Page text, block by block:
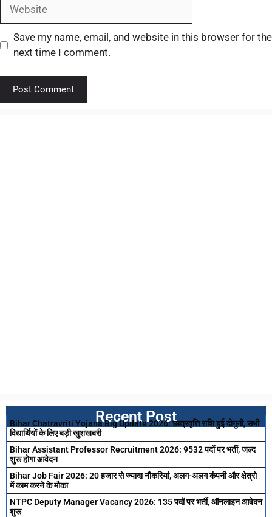
Save my name, email, and website in this browser for the
next time I comment.
Recent Post
Bihar Chatravriti Yojana Big Update 2026: छात्रवृत्ति राशि हुई दोगुनी, सभी
विद्यार्थियों के लिए बड़ी खुशखबरी
Bihar Assistant Professor Recruitment 2026: 9532 पदों पर भर्ती, जल्द
शुरू होगा आवेदन
Bihar Job Fair 2026: 20 हजार से ज्यादा नौकरियां, अलग-अलग कंपनी और क्षेत्रो
में काम करने के मौका
NTPC Deputy Manager Vacancy 2026: 135 पदों पर भर्ती, ऑनलाइन आवेदन
शुरू